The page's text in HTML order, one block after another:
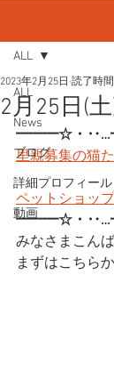
ALL
News
ブログ
詳細プロフィール
動画
ALL
2月25日(
2023年2月25日 読了時
━━━☆・
里親募集の猫
ペットショッ
━━━☆・
みなさまこん
まずはこちら